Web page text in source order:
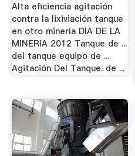
Alta eficiencia agitación
contra la lixiviación tanque
en otro minería DIA DE LA
MINERIA 2012 Tanque de ...
del tanque equipo de ...
Agitación Del Tanque. de ...